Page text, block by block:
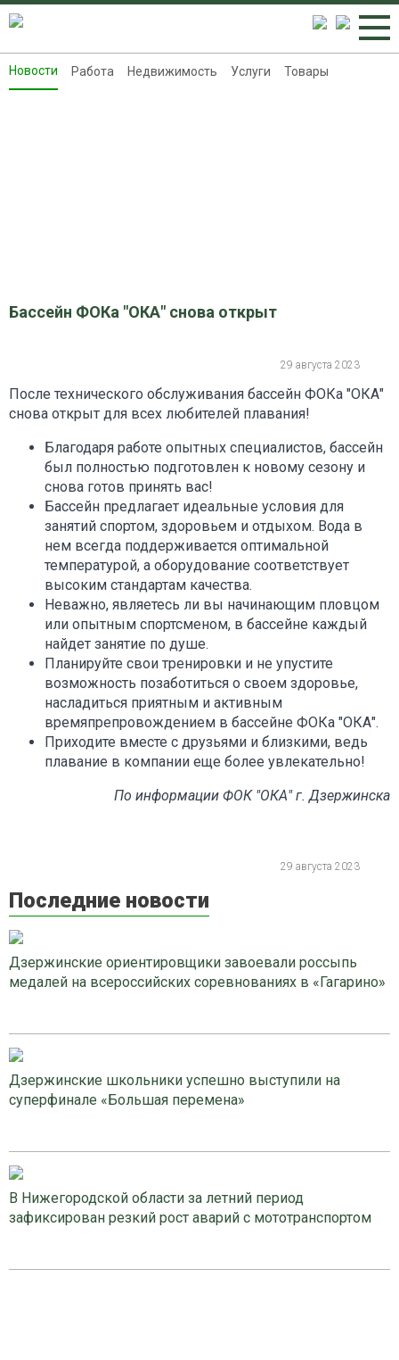
Новости
Новости Работа Недвижимость Услуги Товары
Бассейн ФОКа "ОКА" снова открыт
29 августа 2023
После технического обслуживания бассейн ФОКа "ОКА"
снова открыт для всех любителей плавания!
Благодаря работе опытных специалистов, бассейн
был полностью подготовлен к новому сезону и
снова готов принять вас!
Бассейн предлагает идеальные условия для
занятий спортом, здоровьем и отдыхом. Вода в
нем всегда поддерживается оптимальной
температурой, а оборудование соответствует
высоким стандартам качества.
Неважно, являетесь ли вы начинающим пловцом
или опытным спортсменом, в бассейне каждый
найдет занятие по душе.
Планируйте свои тренировки и не упустите
возможность позаботиться о своем здоровье,
насладиться приятным и активным
времяпрепровождением в бассейне ФОКа "ОКА".
Приходите вместе с друзьями и близкими, ведь
плавание в компании еще более увлекательно!
По информации ФОК "ОКА" г. Дзержинска
29 августа 2023
Последние новости
Дзержинские ориентировщики завоевали россыпь
медалей на всероссийских соревнованиях в «Гагарино»
Дзержинские школьники успешно выступили на
суперфинале «Большая перемена»
В Нижегородской области за летний период
зафиксирован резкий рост аварий с мототранспортом